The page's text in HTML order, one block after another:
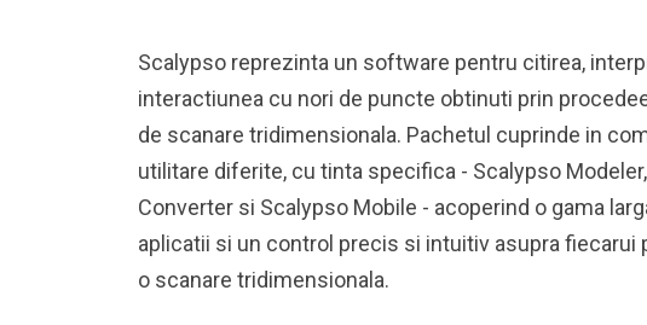
Scalypso reprezinta un software pentru citirea,
interactiunea cu nori de puncte obtinuti prin
de scanare tridimensionala. Pachetul cuprinde in
utilitare diferite, cu tinta specifica - Scalypso
Converter si Scalypso Mobile - acoperind o gama
aplicatii si un control precis si intuitiv asupra fiecarui
o scanare tridimensionala.